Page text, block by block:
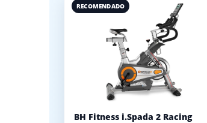
RECOMENDADO
BH Fitness i.Spada 2 Racing